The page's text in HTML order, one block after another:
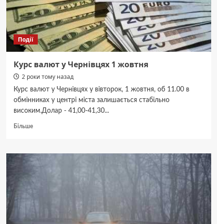
ТЦК
Події
Курс валют у Чернівцях 1 жовтня
2 роки тому назад
Курс валют у Чернівцях у вівторок, 1 жовтня, об 11.00 в
обмінниках у центрі міста залишається стабільно
високим.Долар - 41,00-41,30...
БільшеДокладніше
валют
у